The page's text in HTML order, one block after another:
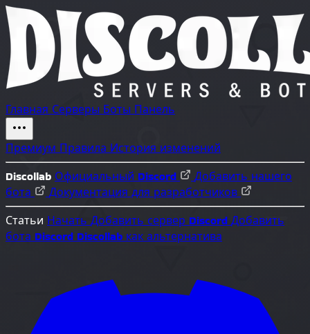
Главная Серверы Боты Панель
Премиум Правила История изменений
Discollab Официальный Discord
Добавить нашего
бота
Документация для разработчиков
Статьи Начать Добавить сервер Discord Добавить
бота Discord Discollab как альтернатива